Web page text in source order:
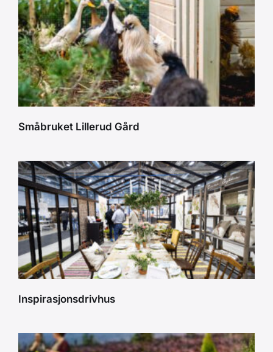
Småbruket Lillerud Gård
Inspirasjonsdrivhus